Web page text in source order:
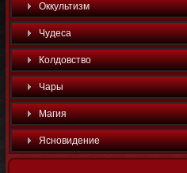
Оккультизм
Чудеса
Колдовство
Чары
Магия
Яснοвидение